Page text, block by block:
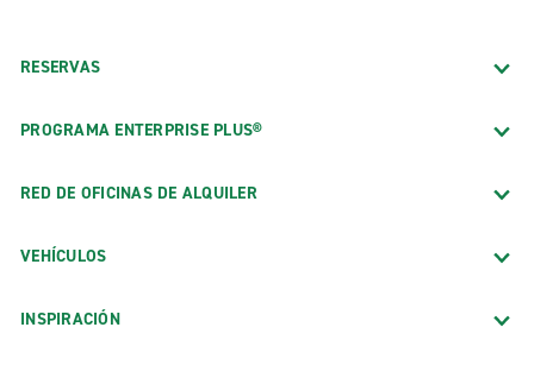
RESERVAS
PROGRAMA ENTERPRISE PLUS®
RED DE OFICINAS DE ALQUILER
VEHÍCULOS
INSPIRACIÓN